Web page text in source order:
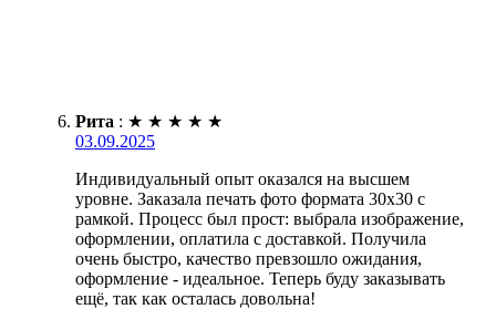
Рита : ★ ★ ★ ★ ★
03.09.2025
Индивидуальный опыт оказался на высшем
уровне. Заказала печать фото формата 30х30 с
рамкой. Процесс был прост: выбрала изображение,
оформлении, оплатила с доставкой. Получила
очень быстро, качество превзошло ожидания,
оформление - идеальное. Теперь буду заказывать
ещё, так как осталась довольна!